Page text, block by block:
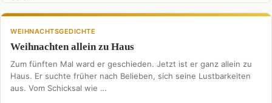
WEIHNACHTSGEDICHTE
Weihnachten allein zu Haus
Zum fünften Mal ward er geschieden. Jetzt ist er ganz allein zu
Haus. Er suchte früher nach Belieben, sich seine Lustbarkeiten
aus. Vom Schicksal wie …